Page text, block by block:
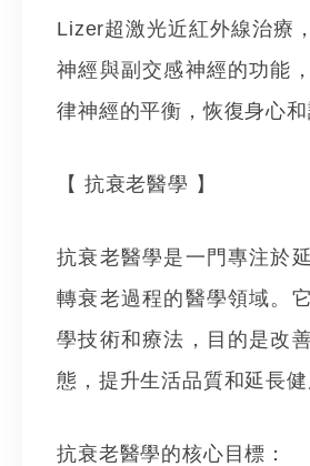
Lizer超激光近紅外線治療
神經與副交感神經的功能
律神經的平衡，恢復身心和
【 抗衰老醫學 】
抗衰老醫學是一門專注於
轉衰老過程的醫學領域。
學技術和療法，目的是改
態，提升生活品質和延長健
抗衰老醫學的核心目標：